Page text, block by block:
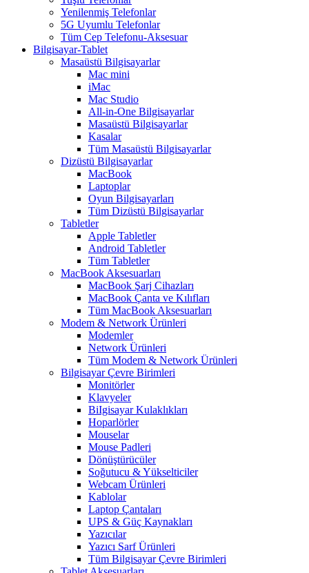
Yenilenmiş Telefonlar
5G Uyumlu Telefonlar
Tüm Cep Telefonu-Aksesuar
Bilgisayar-Tablet
Masaüstü Bilgisayarlar
Mac mini
iMac
Mac Studio
All-in-One Bilgisayarlar
Masaüstü Bilgisayarlar
Kasalar
Tüm Masaüstü Bilgisayarlar
Dizüstü Bilgisayarlar
MacBook
Laptoplar
Oyun Bilgisayarları
Tüm Dizüstü Bilgisayarlar
Tabletler
Apple Tabletler
Android Tabletler
Tüm Tabletler
MacBook Aksesuarları
MacBook Şarj Cihazları
MacBook Çanta ve Kılıfları
Tüm MacBook Aksesuarları
Modem & Network Ürünleri
Modemler
Network Ürünleri
Tüm Modem & Network Ürünleri
Bilgisayar Çevre Birimleri
Monitörler
Klavyeler
BiIgisayar Kulaklıkları
Hoparlörler
Mouselar
Mouse Padleri
Dönüştürücüler
Soğutucu & Yükselticiler
Webcam Ürünleri
Kablolar
Laptop Çantaları
UPS & Güç Kaynakları
Yazıcılar
Yazıcı Sarf Ürünleri
Tüm Bilgisayar Çevre Birimleri